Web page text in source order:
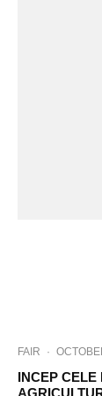
FAIR ·
INCEP CELE